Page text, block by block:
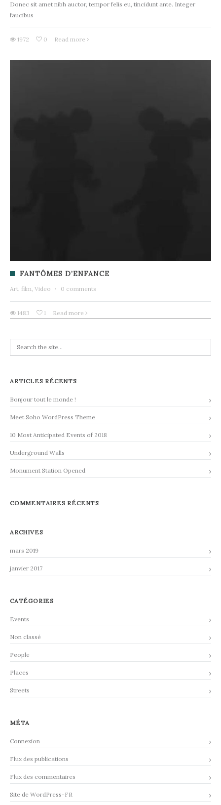
Donec sit amet nibh auctor, tempor felis eu, tincidunt ante. Integer
faucibus
1972 0 Read more
FANTÔMES D’ENFANCE
Art, film, Video · 0 comments
1483 1 Read more
ARTICLES RÉCENTS
Bonjour tout le monde !
Meet Soho WordPress Theme
10 Most Anticipated Events of 2018
Underground Walls
Monument Station Opened
COMMENTAIRES RÉCENTS
ARCHIVES
mars 2019
janvier 2017
CATÉGORIES
Events
Non classé
People
Places
Streets
MÉTA
Connexion
Flux des publications
Flux des commentaires
Site de WordPress-FR